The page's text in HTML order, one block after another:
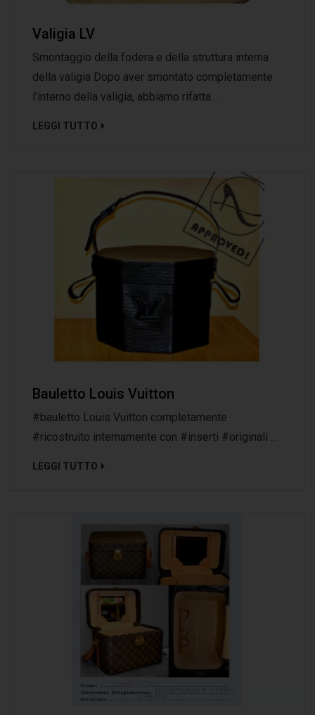
Valigia LV
Smontaggio della fodera e della struttura interna
della valigia Dopo aver smontato completamente
l’interno della valigia, abbiamo rifatta...
LEGGI TUTTO
Bauletto‬ Louis Vuitton
#‎bauletto‬ Louis Vuitton completamente
‪#‎ricostruito‬ internamente con ‪#‎inserti‬ ‪#‎originali‬ ...
LEGGI TUTTO